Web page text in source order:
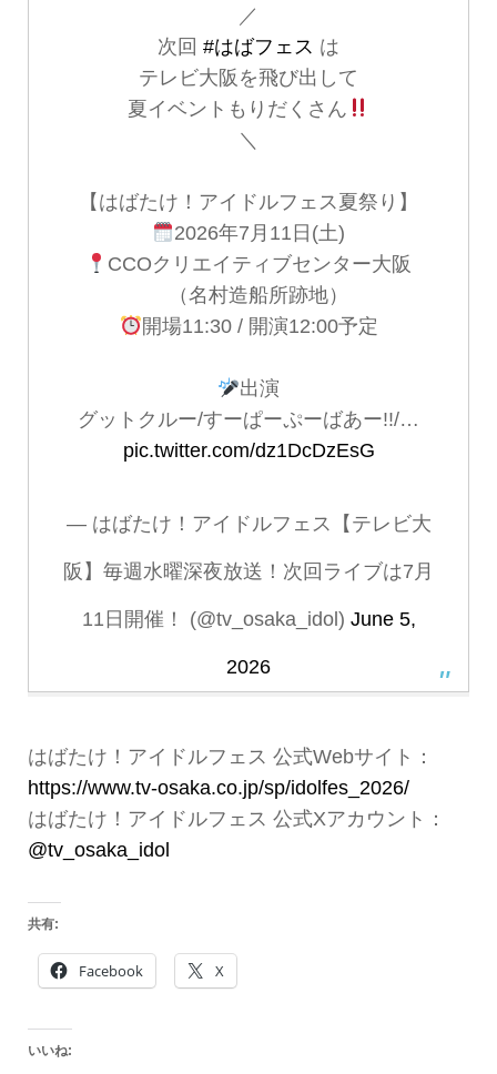
／
次回 #はばフェス は
テレビ大阪を飛び出して
夏イベントもりだくさん
＼
【はばたけ！アイドルフェス夏祭り】
2026年7月11日(土)
CCOクリエイティブセンター大阪
（名村造船所跡地）
開場11:30 / 開演12:00予定
出演
グットクルー/すーぱーぷーばあー!!/…
pic.twitter.com/dz1DcDzEsG
— はばたけ！アイドルフェス【テレビ大
阪】毎週水曜深夜放送！次回ライブは7月
11日開催！ (@tv_osaka_idol) June 5,
2026
はばたけ！アイドルフェス 公式Webサイト：
https://www.tv-osaka.co.jp/sp/idolfes_2026/
はばたけ！アイドルフェス 公式Xアカウント：
@tv_osaka_idol
共有:
Facebook X
いいね: